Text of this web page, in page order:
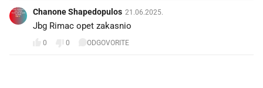
Chanone Shapedopulos 21.06.2025.
Jbg Rimac opet zakasnio
0 0 ODGOVORITE